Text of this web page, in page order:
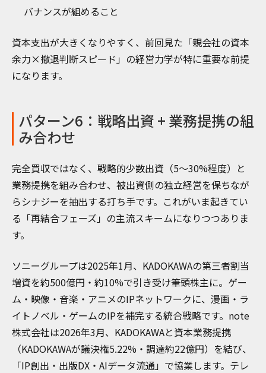
バナンスが組めること
資本支出が大きくなりやすく、前回見た「親会社の資本
余力×撤退判断スピード」の経営力学が特に重要な前提
になります。
パターン6：戦略出資 + 業務提携の組
み合わせ
完全買収ではなく、戦略的少数出資（5〜30%程度）と
業務提携を組み合わせ、被出資側の独立経営を保ちなが
らシナジーを抽出する打ち手です。これがいま起きてい
る「再結合フェーズ」の主流スキームになりつつありま
す。
ソニーグループは2025年1月、KADOKAWAの第三者割当
増資を約500億円・約10%で引き受け筆頭株主に。ゲー
ム・映像・音楽・アニメのIPネットワークに、漫画・ラ
イトノベル・ゲームのIPを補完する統合戦略です。note
株式会社は2026年3月、KADOKAWAと資本業務提携
（KADOKAWAが議決権5.22%・調達約22億円）を結び、
「IP創出・出版DX・AIデータ流通」で協業します。テレ